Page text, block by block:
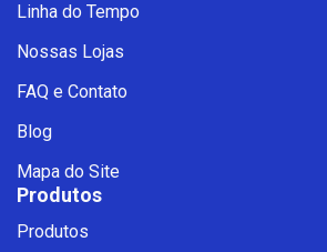
Linha do Tempo
Nossas Lojas
FAQ e Contato
Blog
Mapa do Site
Produtos
Produtos